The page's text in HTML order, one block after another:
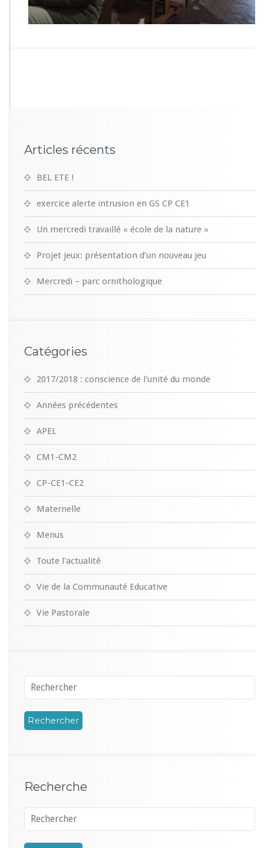
1
2
Articles récents
BEL ETE !
exercice alerte intrusion en GS CP CE1
Un mercredi travaillé « école de la nature »
Projet jeux: présentation d’un nouveau jeu
Mercredi – parc ornithologique
Catégories
2017/2018 : conscience de l'unité du monde
Années précédentes
APEL
CM1-CM2
CP-CE1-CE2
Maternelle
Menus
Toute l'actualité
Vie de la Communauté Educative
Vie Pastorale
Recherche